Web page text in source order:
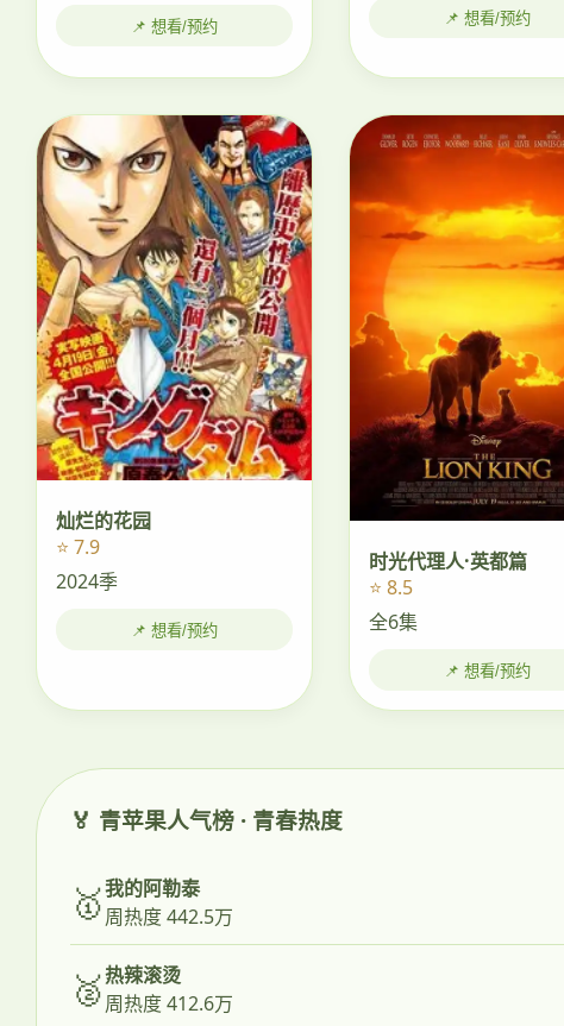
📌 想看/预约 📌 想看/预约
灿烂的花园
⭐ 7.9
2024季
📌 想看/预约
时光代理人·英都篇
⭐ 8.5
全6集
📌 想看/预约
🏅 青苹果人气榜 · 青春热度
🥇我的阿勒泰
周热度 442.5万
🥈热辣滚烫
周热度 412.6万